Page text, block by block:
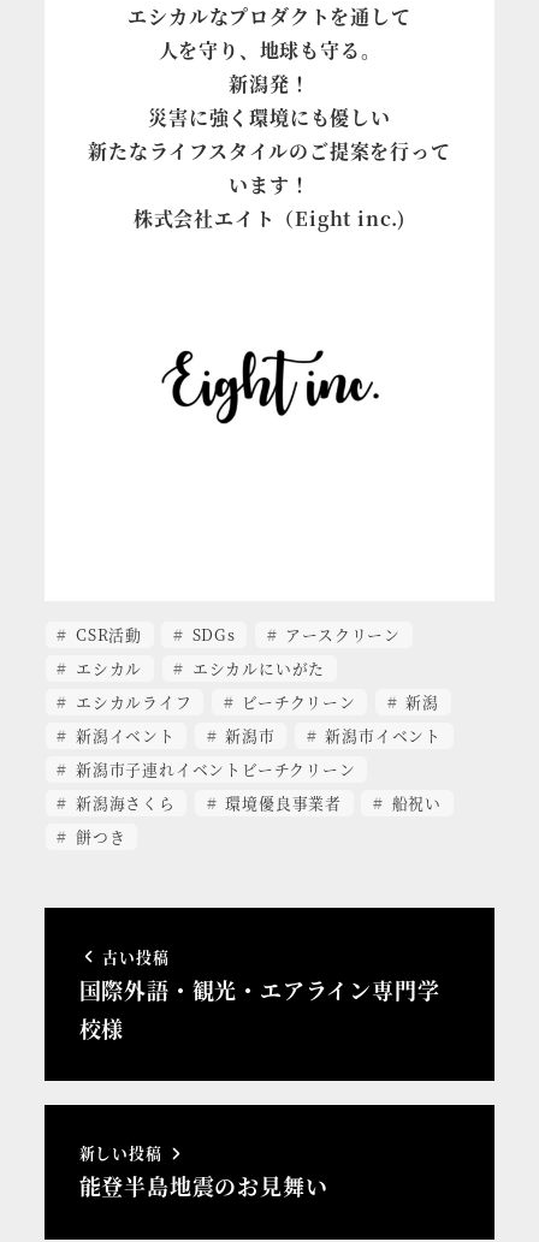
エシカルなプロダクトを通して
人を守り、地球も守る。
新潟発！
災害に強く環境にも優しい
新たなライフスタイルのご提案を行って
います！
株式会社エイト（Eight inc.)
CSR活動 SDGs
アースクリーン
エシカル
エシカルにいがた
エシカルライフ
ビーチクリーン
新潟
新潟イベント
新潟市
新潟市イベント
新潟市子連れイベントビーチクリーン
新潟海さくら
環境優良事業者
船祝い
餅つき
古い投稿
国際外語・観光・エアライン専門学
校様
新しい投稿
能登半島地震のお見舞い